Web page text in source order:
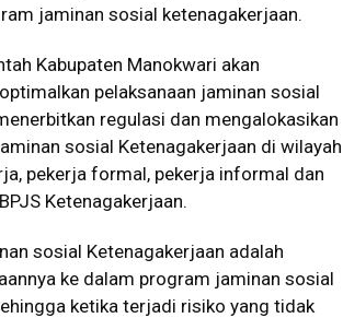
jaminan sosial ketenagakerjaan.
Kabupaten Manokwari akan
pelaksanaan jaminan sosial
regulasi dan mengalokasikan
sosial Ketenagakerjaan di wilayah
pekerja formal, pekerja informal dan
Ketenagakerjaan.
sosial Ketenagakerjaan adalah
ke dalam program jaminan sosial
ketika terjadi risiko yang tidak